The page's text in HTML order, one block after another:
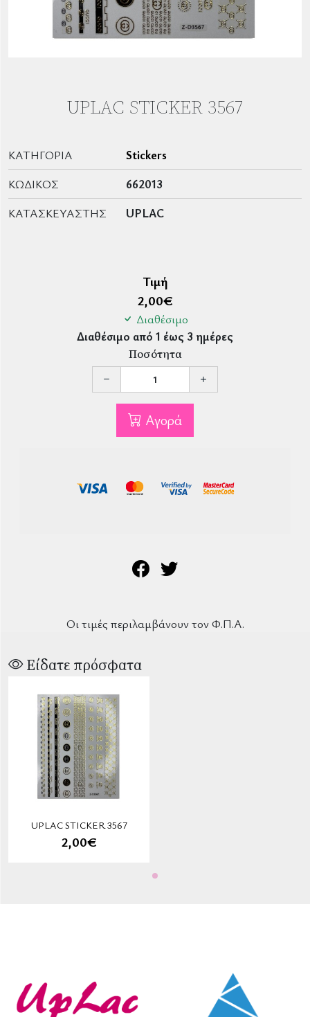
UPLAC STICKER 3567
ΚΑΤΗΓΟΡΊΑ
Stickers
ΚΩΔΙΚΌΣ
662013
ΚΑΤΑΣΚΕΥΑΣΤΉΣ
UPLAC
Τιμή
2,00€
Διαθέσιμο
Διαθέσιμο από 1 έως 3 ημέρες
Ποσότητα
Αγορά
Οι τιμές περιλαμβάνουν τον Φ.Π.Α.
Είδατε πρόσφατα
UPLAC STICKER 3567
2,00€